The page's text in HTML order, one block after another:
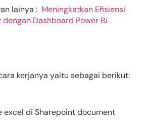
lainya : Meningkatkan Efisiensi
dengan Dashboard Power Bi
kerjanya yaitu sebagai berikut:
excel di Sharepoint document